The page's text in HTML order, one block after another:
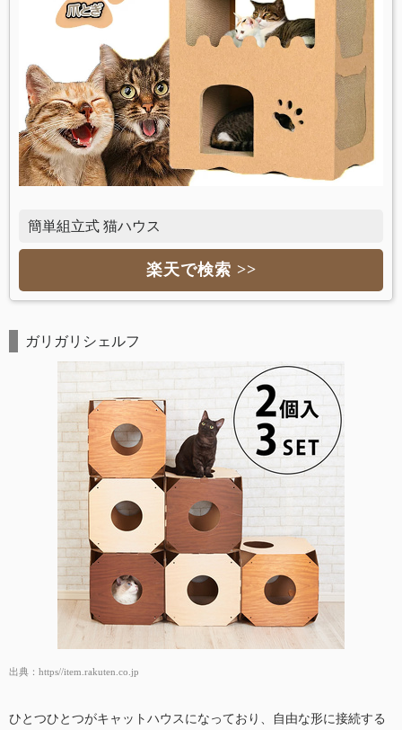
簡単組立式 猫ハウス
楽天で検索 >>
ガリガリシェルフ
出典： https//item.rakuten.co.jp
ひとつひとつがキャットハウスになっており、自由な形に接続する